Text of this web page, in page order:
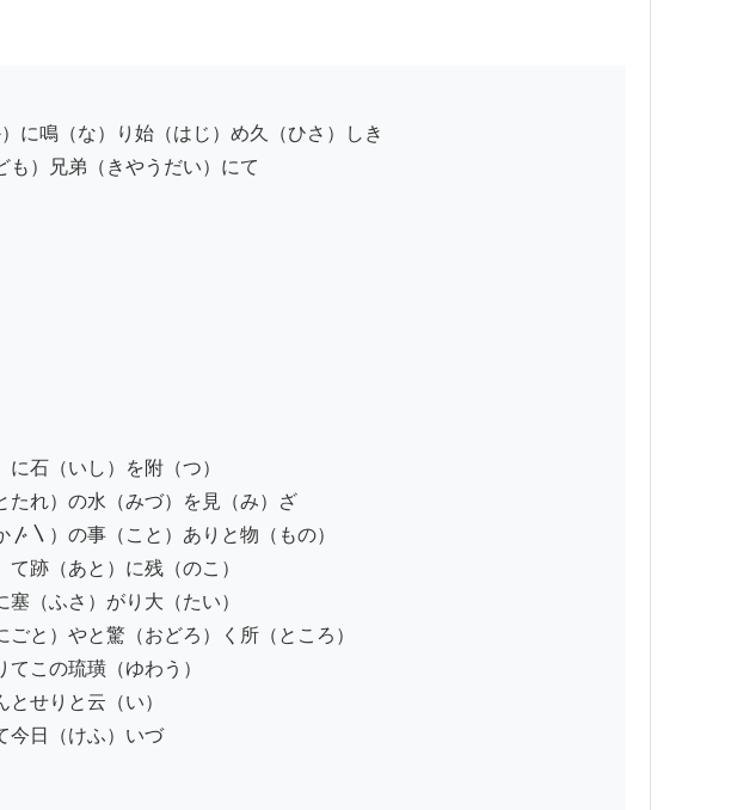
も）兄弟（きやうだい）にて
に石（いし）を附（つ）
たれ）の水（みづ）を見（み）ざ
〴〵）の事（こと）ありと物（もの）
跡（あと）に残（のこ）
（ふさ）がり大（たい）
ごと）やと驚（おどろ）く所（ところ）
この琉璜（ゆわう）
せりと云（い）
今日（けふ）いづ